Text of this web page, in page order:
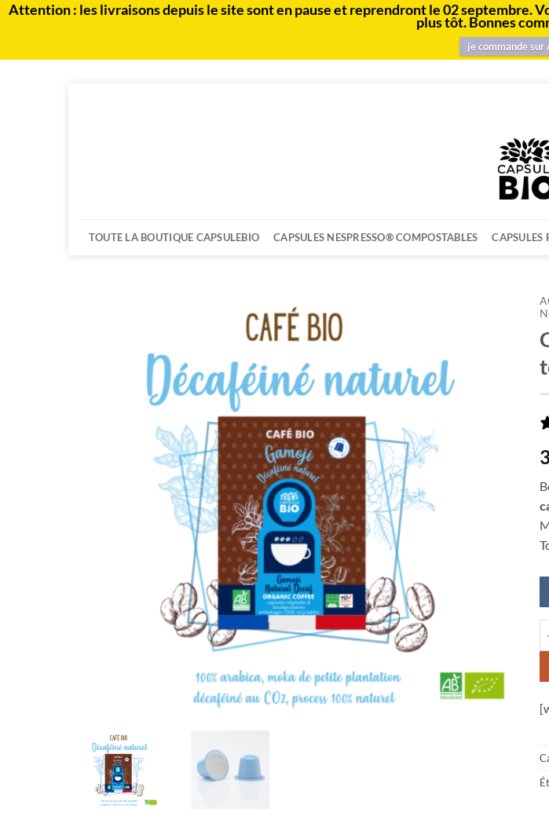
Attention : les livraisons depuis le site sont en pause et reprendront le 02 septembre.
plus tôt. Bonnes
je commande sur
TOUTE LA BOUTIQUE CAPSULEBIO CAPSULES NESPRESSO® COMPOSTABLES CAPSULES